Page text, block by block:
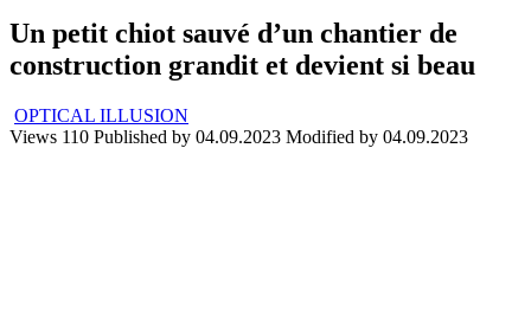
Un petit chiot sauvé d’un chantier de
construction grandit et devient si beau
OPTICAL ILLUSION
Views 110 Published by 04.09.2023 Modified by 04.09.2023